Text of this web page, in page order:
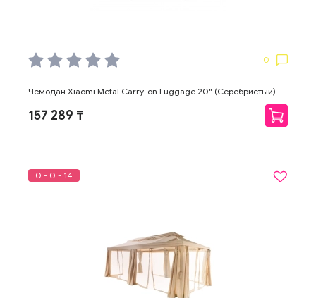
0
Чемодан Xiaomi Metal Carry-on Luggage 20" (Серебристый)
157 289 ₸
0 - 0 - 14